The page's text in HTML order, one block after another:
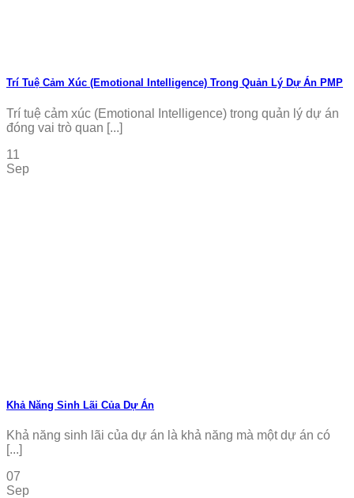
Trí Tuệ Cảm Xúc (Emotional Intelligence) Trong Quản Lý Dự Án PMP
Trí tuệ cảm xúc (Emotional Intelligence) trong quản lý dự án
đóng vai trò quan [...]
11
Sep
Khả Năng Sinh Lãi Của Dự Án
Khả năng sinh lãi của dự án là khả năng mà một dự án có
[...]
07
Sep